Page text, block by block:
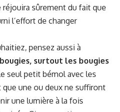
sûrement du fait que
l’effort de changer
pensez aussi à
surtout les bougies
seul petit bémol avec les
que une ou deux ne suffiront
une lumière à la fois